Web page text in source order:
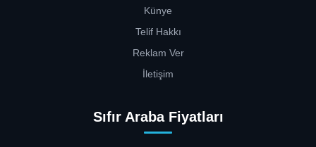
Künye
Telif Hakkı
Reklam Ver
İletişim
Sıfır Araba Fiyatları